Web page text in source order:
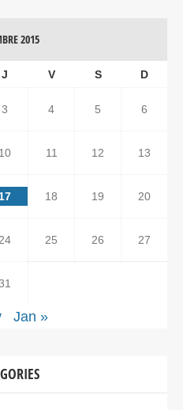
2015
J V S D
3 4 5 6
10 11 12 13
17 18 19 20
24 25 26 27
Jan »